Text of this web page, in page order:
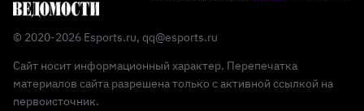
© 2020-2026 Esports.ru, qq@esports.ru
Сайт носит информационный характер. Перепечатка
материалов сайта разрешена только с активной ссылкой на
первоисточник.